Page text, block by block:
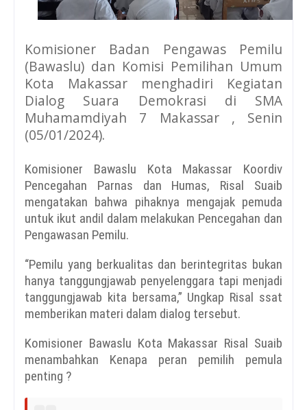
Komisioner Badan Pengawas Pemilu
(Bawaslu) dan Komisi Pemilihan Umum
Kota Makassar menghadiri Kegiatan
Dialog Suara Demokrasi di SMA
Muhamamdiyah 7 Makassar , Senin
(05/01/2024).
Komisioner Bawaslu Kota Makassar Koordiv
Pencegahan Parnas dan Humas, Risal Suaib
mengatakan bahwa pihaknya mengajak pemuda
untuk ikut andil dalam melakukan Pencegahan dan
Pengawasan Pemilu.
“Pemilu yang berkualitas dan berintegritas bukan
hanya tanggungjawab penyelenggara tapi menjadi
tanggungjawab kita bersama,” Ungkap Risal ssat
memberikan materi dalam dialog tersebut.
Komisioner Bawaslu Kota Makassar Risal Suaib
menambahkan Kenapa peran pemilih pemula
penting ?